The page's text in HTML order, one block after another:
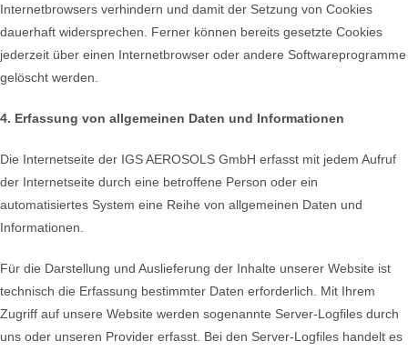
Internetbrowsers verhindern und damit der Setzung von Cookies
dauerhaft widersprechen. Ferner können bereits gesetzte Cookies
jederzeit über einen Internetbrowser oder andere Softwareprogramme
gelöscht werden.
4. Erfassung von allgemeinen Daten und Informationen
Die Internetseite der IGS AEROSOLS GmbH erfasst mit jedem Aufruf
der Internetseite durch eine betroffene Person oder ein
automatisiertes System eine Reihe von allgemeinen Daten und
Informationen.
Für die Darstellung und Auslieferung der Inhalte unserer Website ist
technisch die Erfassung bestimmter Daten erforderlich. Mit Ihrem
Zugriff auf unsere Website werden sogenannte Server-Logfiles durch
uns oder unseren Provider erfasst. Bei den Server-Logfiles handelt es